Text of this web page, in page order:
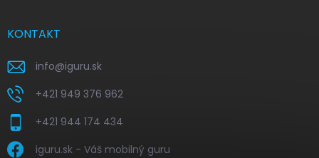
KONTAKT
info@iguru.sk
+421 949 376 962
+421 944 174 434
iguru.sk - Váš mobilný guru